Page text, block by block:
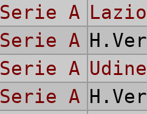
Serie A Lazio
Serie A
Serie A
Serie A